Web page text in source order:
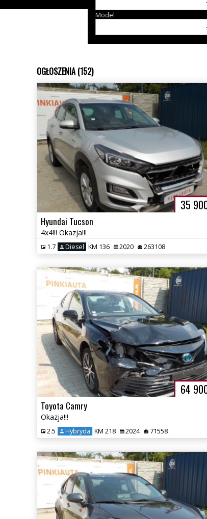
Model
OGŁOSZENIA (152)
35
Hyundai Tucson
4x4!!! Okazja!!!
1.7 Diesel KM 136 2020 263108
64
Toyota Camry
Okazja!!!
2.5 Hybryda KM 218 2024 71558